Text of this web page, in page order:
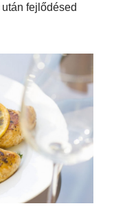
fejlődésed